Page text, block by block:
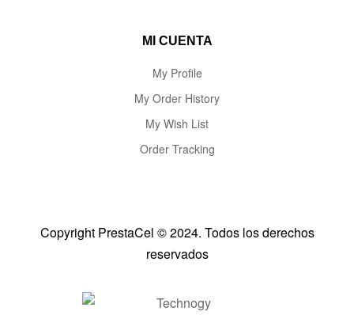
MI CUENTA
My Profile
My Order History
My Wish List
Order Tracking
Copyright PrestaCel © 2024. Todos los derechos
reservados